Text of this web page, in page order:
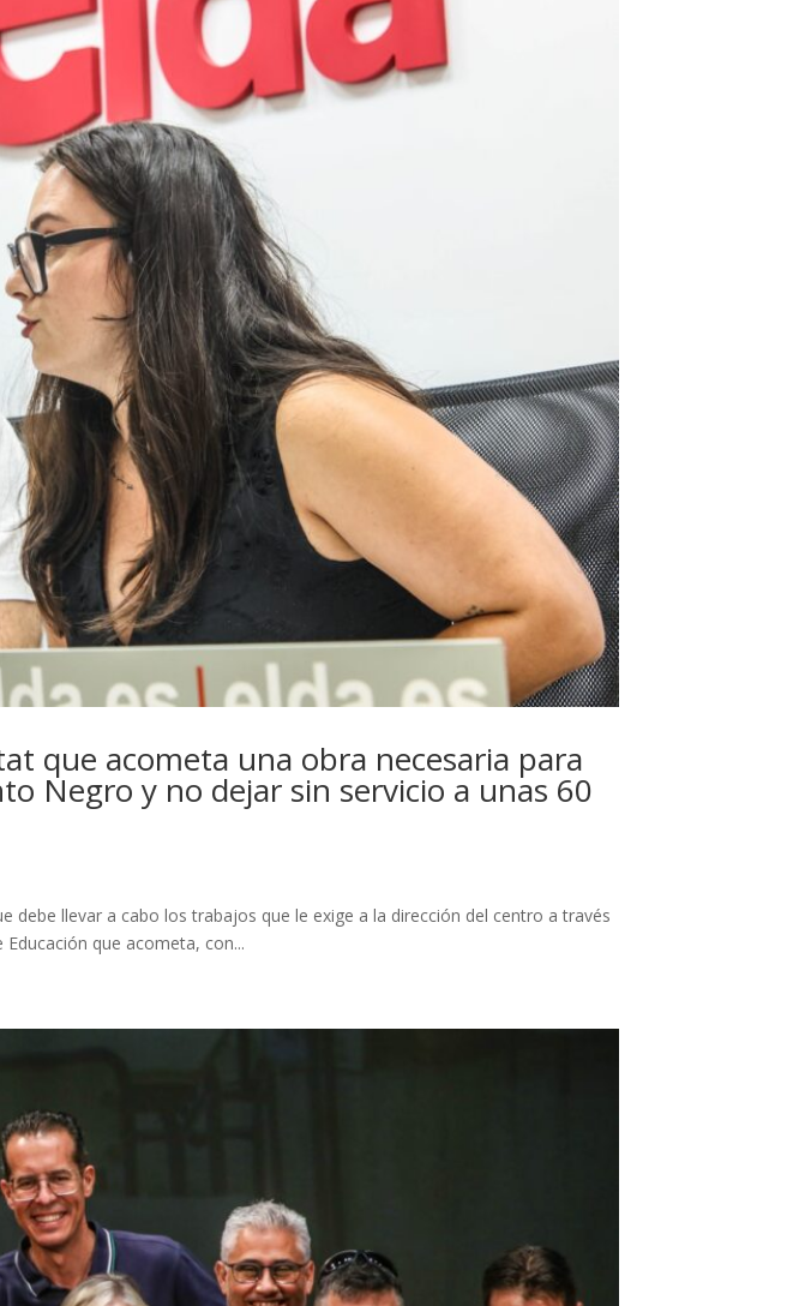
que acometa una obra necesaria para
Negro y no dejar sin servicio a unas 60
debe llevar a cabo los trabajos que le exige a la dirección del centro a través
que acometa, con...